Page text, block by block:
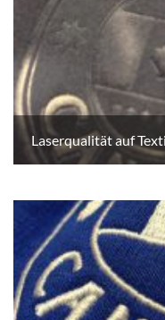
Laserqualität auf